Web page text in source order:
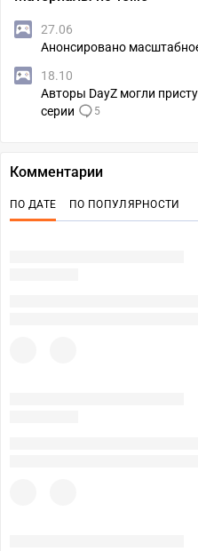
27.06
Анонсировано
18.10
Авторы DayZ могли
серии
5
Комментарии
ПО ДАТЕ ПО ПОПУЛЯРНОСТИ